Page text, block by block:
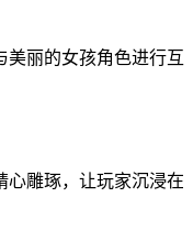
美丽的女孩角色进行互
心雕琢，让玩家沉浸在